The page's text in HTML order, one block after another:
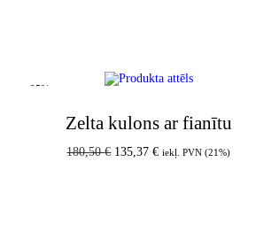
-25%
Zelta kulons ar fianītu
180,50€ 135,37€ iekļ. PVN (21%)